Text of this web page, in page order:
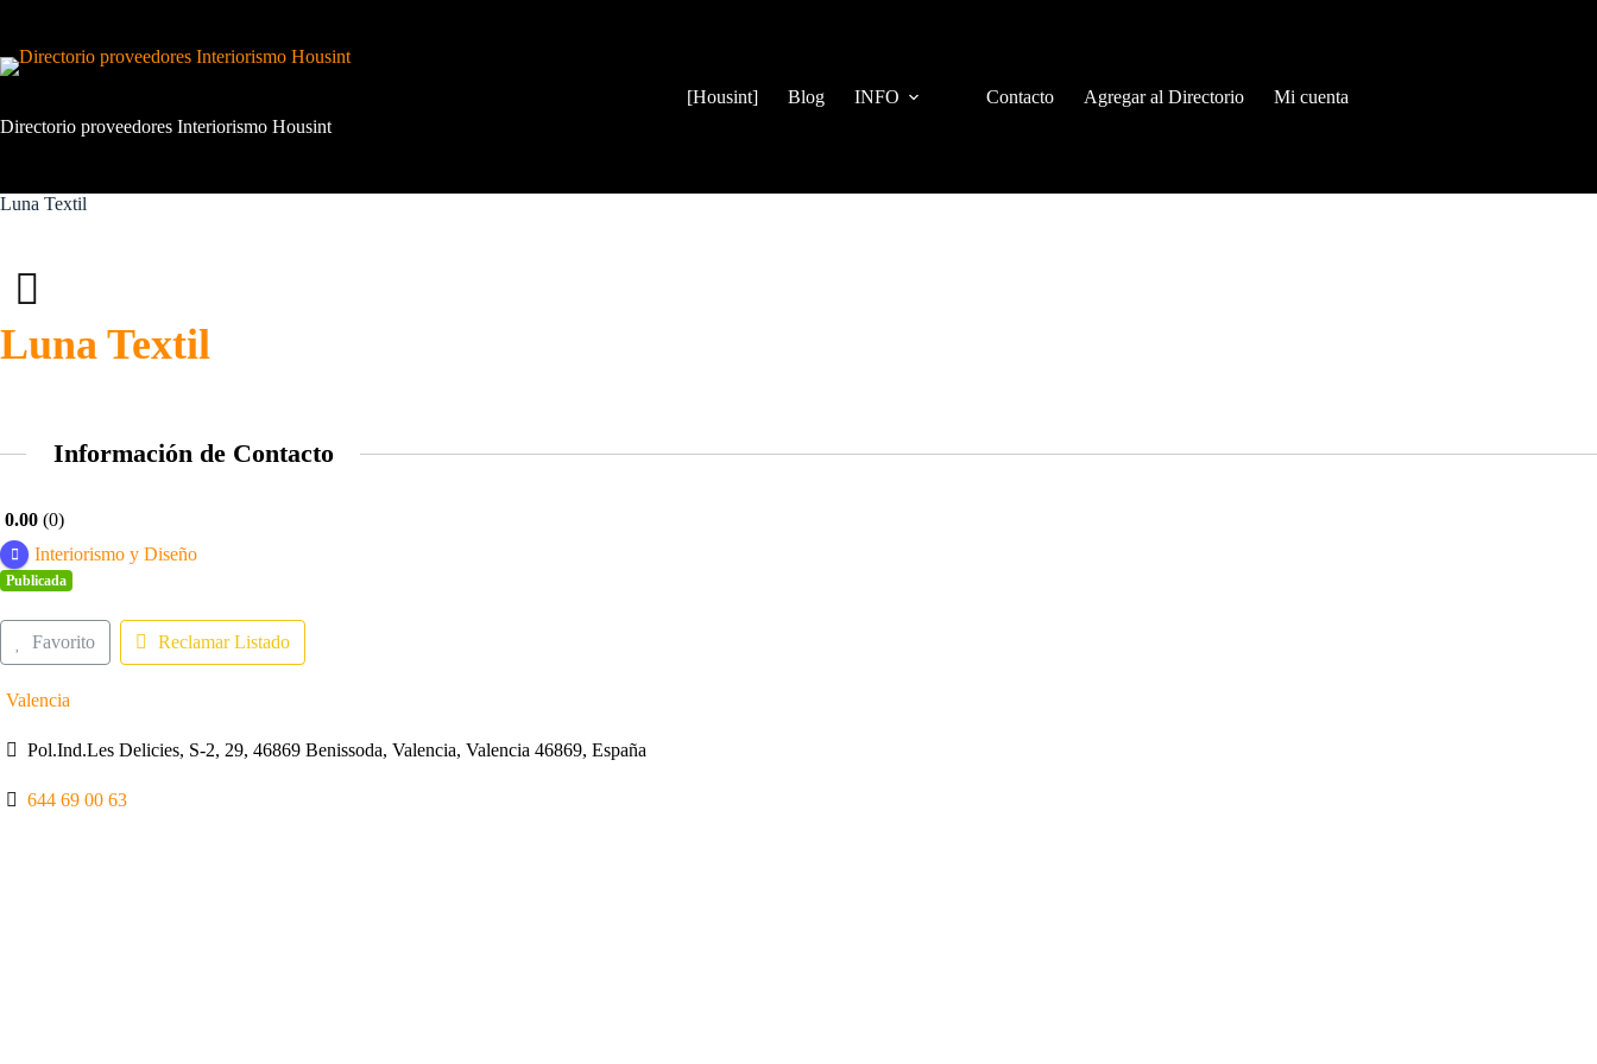
contenido
Directorio proveedores Interiorismo Housint
[Housint] Blog INFO Contacto Agregar al Directorio Mi cuenta
Luna Textil
Luna Textil
Información de Contacto
0.00 0
Interiorismo y Diseño
Publicada
Favorito Reclamar Listado
Valencia
Pol.Ind.Les Delicies, S-2, 29, 46869 Benissoda, Valencia, Valencia 46869, España
644 69 00 63